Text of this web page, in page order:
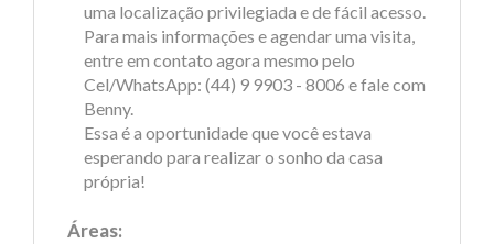
uma localização privilegiada e de fácil acesso.
Para mais informações e agendar uma visita,
entre em contato agora mesmo pelo
Cel/WhatsApp: (44) 9 9903 - 8006 e fale com
Benny.
Essa é a oportunidade que você estava
esperando para realizar o sonho da casa
própria!
Áreas: